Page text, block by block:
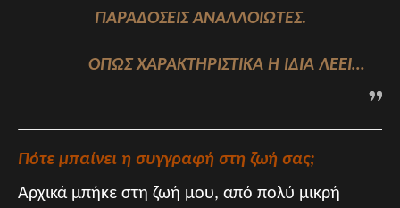
ΠΑΡΑΔΌΣΕΙΣ ΑΝΑΛΛΟΊΩΤΕΣ.
ΌΠΩΣ ΧΑΡΑΚΤΗΡΙΣΤΙΚΆ Η ΊΔΙΑ ΛΈΕΙ…
Πότε μπαίνει η συγγραφή στη ζωή σας;
Αρχικά μπήκε στη ζωή μου, από πολύ μικρή